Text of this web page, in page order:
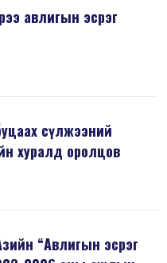
авлигын эсрэг
буцаах сүлжээний
хуралд оролцов
“Авлигын эсрэг